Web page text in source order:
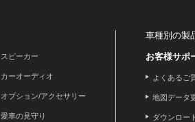
スピーカー
カーオーディオ
オプション/アクセサリー
愛車の見守り
車種別の製
お客様サポ
よくあるご
地図データ
ダウンロー